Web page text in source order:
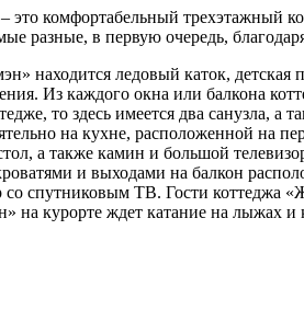
комфортабельный трехэтажный
разные, в первую очередь,
находится ледовый каток,
Из каждого окна или балкона
то здесь имеется два санузла,
на кухне, расположенной на
а также камин и большой
и выходами на балкон
со спутниковым ТВ. Гости коттеджа
на курорте ждет катание на лыжах